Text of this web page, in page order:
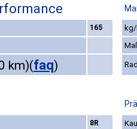
165
km)(faq)
8R